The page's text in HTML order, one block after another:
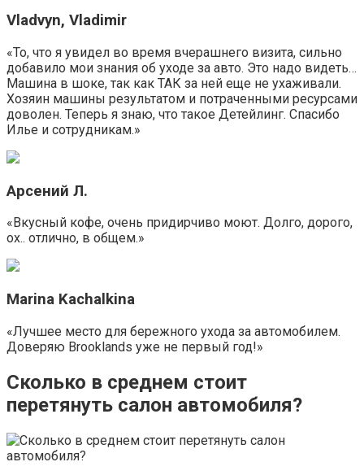
Vladvyn, Vladimir
«То, что я увидел во время вчерашнего визита, сильно
добавило мои знания об уходе за авто. Это надо видеть…
Машина в шоке, так как ТАК за ней еще не ухаживали.
Хозяин машины результатом и потраченными ресурсами
доволен. Теперь я знаю, что такое Детейлинг. Спасибо
Илье и сотрудникам.»
Арсений Л.
«Вкусный кофе, очень придирчиво моют. Долго, дорого,
ох.. отлично, в общем.»
Marina Kachalkina
«Лучшее место для бережного ухода за автомобилем.
Доверяю Brooklands уже не первый год!»
Сколько в среднем стоит
перетянуть салон автомобиля?